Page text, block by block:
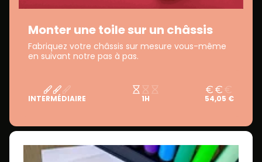
Monter une toile sur un châssis
Fabriquez votre châssis sur mesure vous-même
en suivant notre pas à pas.
INTERMÉDIAIRE 1H 54,05 €